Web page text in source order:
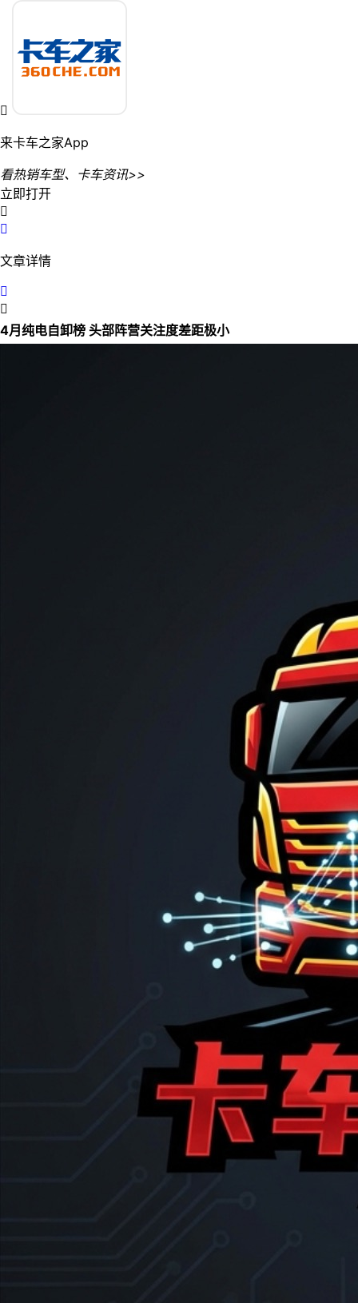

来卡车之家App
看热销车型、卡车资讯>>
立即打开


文章详情


4月纯电自卸榜 头部阵营关注度差距极小